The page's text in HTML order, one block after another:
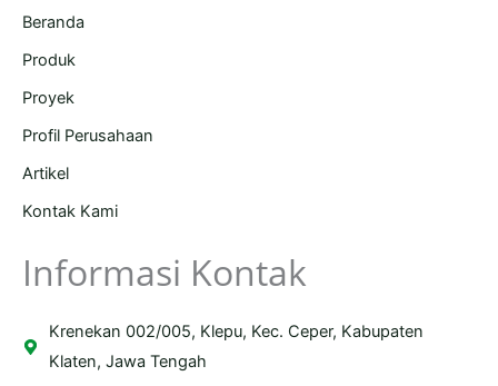
Beranda
Produk
Proyek
Profil Perusahaan
Artikel
Kontak Kami
Informasi Kontak
Krenekan 002/005, Klepu, Kec. Ceper, Kabupaten
Klaten, Jawa Tengah